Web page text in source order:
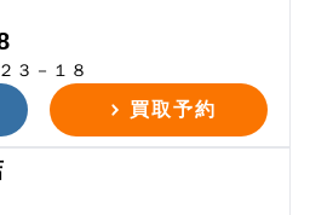
３－１８
買取予約